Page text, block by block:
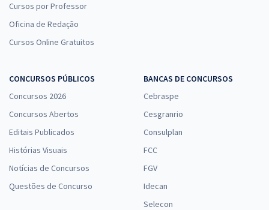
Cursos por Professor
Oficina de Redação
Cursos Online Gratuitos
CONCURSOS PÚBLICOS
Concursos 2026
Concursos Abertos
Editais Publicados
Histórias Visuais
Notícias de Concursos
Questões de Concurso
BANCAS DE CONCURSOS
Cebraspe
Cesgranrio
Consulplan
FCC
FGV
Idecan
Selecon